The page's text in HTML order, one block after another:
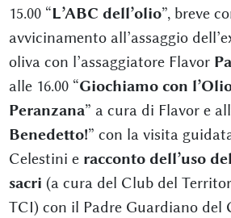
15.00 “L’ABC dell’olio”, breve
avvicinamento all’assaggio
oliva con l’assaggiatore Flavor
alle 16.00 “Giochiamo con
Peranzana” a cura di Flavor e
Benedetto!” con la visita
Celestini e racconto dell’uso
sacri (a cura del Club del
TCI) con il Padre Guardiano del